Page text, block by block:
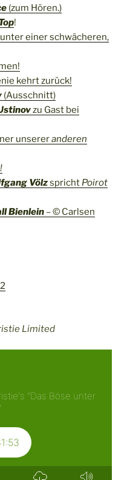
(zum Hören.)
!
einer schwächeren,
kehrt zurück!
(Ausschnitt)
zu Gast bei
unsereranderen
Völzspricht Poirot
Bienlein – © Carlsen
Limited